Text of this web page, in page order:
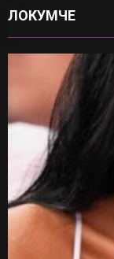
ЛОКУМЧЕ